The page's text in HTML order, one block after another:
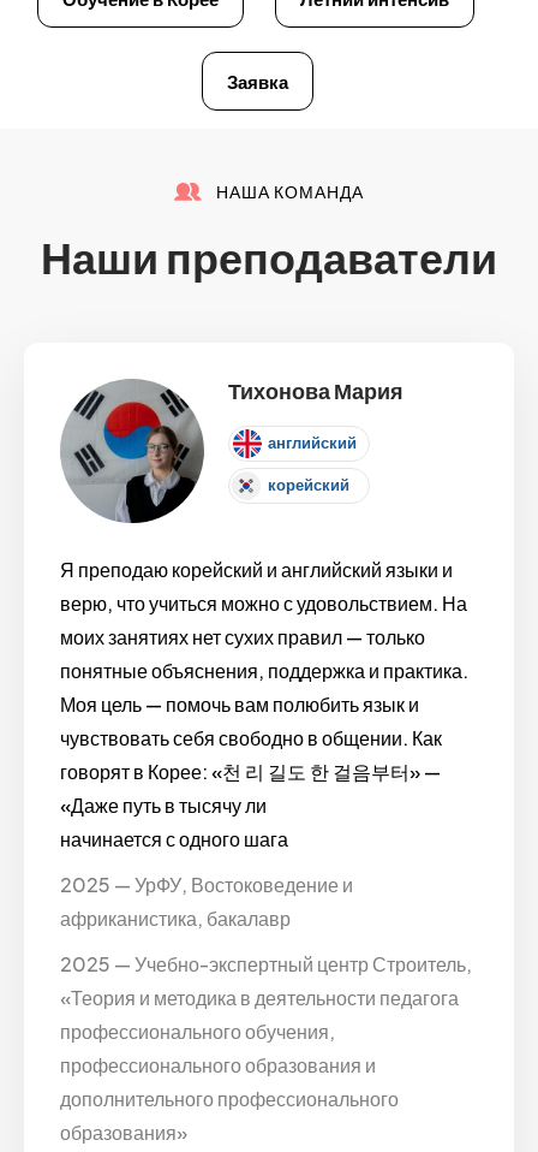
Заявка
НАША КОМАНДА
Наши преподаватели
Тихонова Мария
английский
корейский
Я преподаю корейский и английский языки и
верю, что учиться можно с удовольствием. На
моих занятиях нет сухих правил — только
понятные объяснения, поддержка и практика.
Моя цель — помочь вам полюбить язык и
чувствовать себя свободно в общении. Как
говорят в Корее: «천 리 길도 한 걸음부터» —
«Даже путь в тысячу ли
начинается с одного шага
2025 — УрФУ, Востоковедение и
африканистика, бакалавр
2025 — Учебно-экспертный центр Строитель,
«Теория и методика в деятельности педагога
профессионального обучения,
профессионального образования и
дополнительного профессионального
образования»